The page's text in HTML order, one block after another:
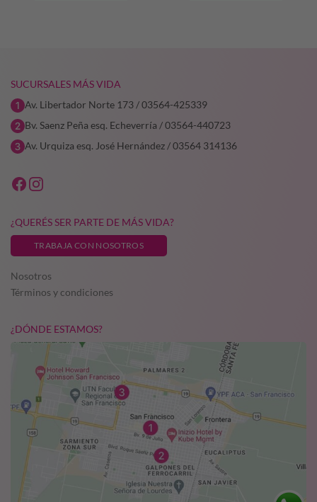
SUCURSALES MÁS VIDA
Av. Libertador Norte 173 / 03564-425339
Bv. Saenz Peña esq. Echeverría / 03564-440723
Av. Urquiza esq. José Hernández / 03564 314136
¿QUERÉS SER PARTE DE MÁS VIDA?
TRABAJA CON NOSOTROS
Nosotros
Términos y condiciones
¿DÓNDE ESTAMOS?